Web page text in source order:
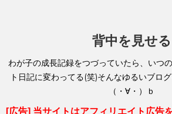
背中を見せる
わが子の成長記録をつづっていたら、いつ
ト日記に変わってる(笑)そんなゆるいブロ
（・∀・）ｂ
[広告] 当サイトはアフィリエイト広告